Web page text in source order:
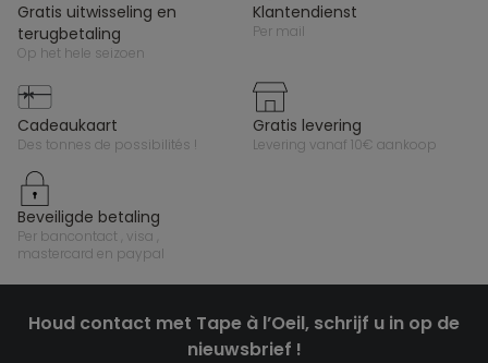
gratis uitwisseling en
terugbetaling
op het hele seizoen
klantendienst
per mail
cadeaukaart
des tonnes de possibilités !
gratis levering
levering vanaf 10€ aankoop
beveiligde betaling
per bancontact , visa ,
mastercard en paypal
Houd contact met Tape à l’Oeil, schrijf u in op de
nieuwsbrief !